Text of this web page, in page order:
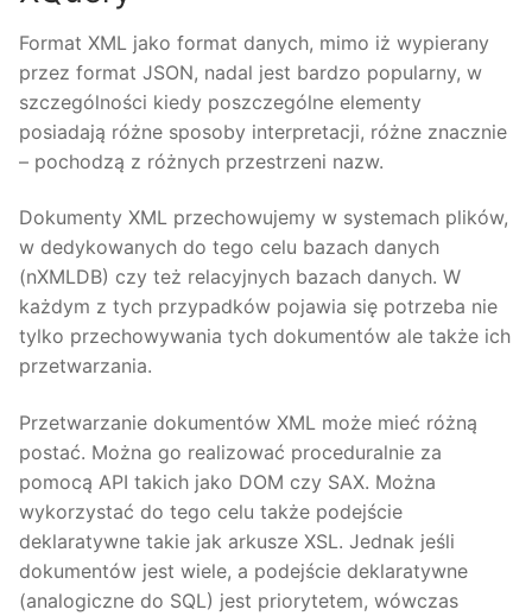
Format XML jako format danych, mimo iż wypierany
przez format JSON, nadal jest bardzo popularny, w
szczególności kiedy poszczególne elementy
posiadają różne sposoby interpretacji, różne znacznie
– pochodzą z różnych przestrzeni nazw.
Dokumenty XML przechowujemy w systemach plików,
w dedykowanych do tego celu bazach danych
(nXMLDB) czy też relacyjnych bazach danych. W
każdym z tych przypadków pojawia się potrzeba nie
tylko przechowywania tych dokumentów ale także ich
przetwarzania.
Przetwarzanie dokumentów XML może mieć różną
postać. Można go realizować proceduralnie za
pomocą API takich jako DOM czy SAX. Można
wykorzystać do tego celu także podejście
deklaratywne takie jak arkusze XSL. Jednak jeśli
dokumentów jest wiele, a podejście deklaratywne
(analogiczne do SQL) jest priorytetem, wówczas